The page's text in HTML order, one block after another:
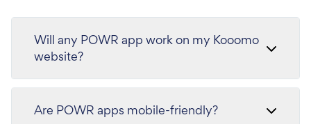
Will any POWR app work on my Kooomo
website?
Are POWR apps mobile-friendly?